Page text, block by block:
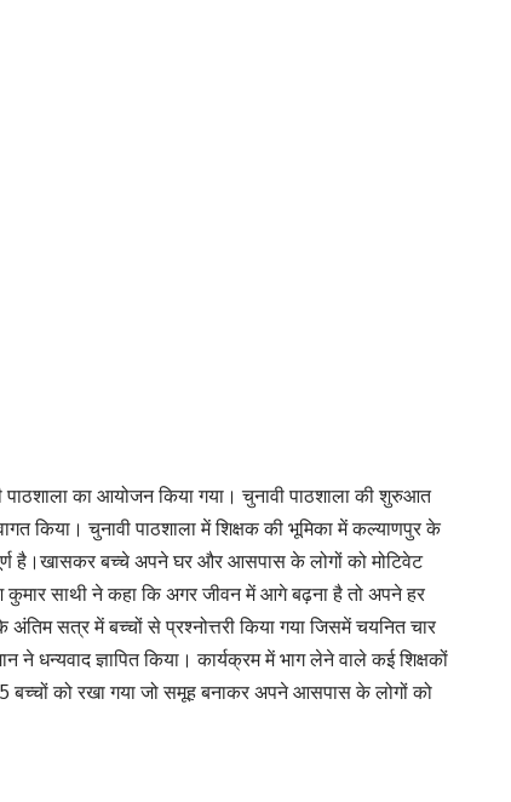
का आयोजन किया गया। चुनावी पाठशाला की शुरुआत
किया। चुनावी पाठशाला में शिक्षक की भूमिका में कल्याणपुर के
है।खासकर बच्चे अपने घर और आसपास के लोगों को मोटिवेट
कुमार साथी ने कहा कि अगर जीवन में आगे बढ़ना है तो अपने हर
सत्र में बच्चों से प्रश्नोत्तरी किया गया जिसमें चयनित चार
ज्ञापित किया। कार्यक्रम में भाग लेने वाले कई शिक्षकों
बच्चों को रखा गया जो समूह बनाकर अपने आसपास के लोगों को